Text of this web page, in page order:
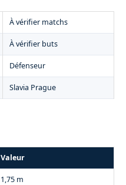
À vérifier matchs
À vérifier buts
Défenseur
Slavia Prague
Valeur
1,75 m